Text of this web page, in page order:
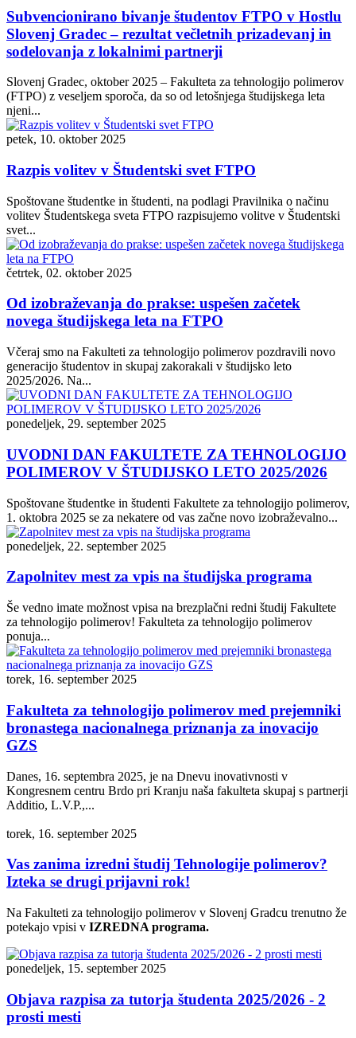
Subvencionirano bivanje študentov FTPO v Hostlu
Slovenj Gradec – rezultat večletnih prizadevanj in
sodelovanja z lokalnimi partnerji
Slovenj Gradec, oktober 2025 – Fakulteta za tehnologijo polimerov
(FTPO) z veseljem sporoča, da so od letošnjega študijskega leta
njeni...
petek, 10. oktober 2025
Razpis volitev v Študentski svet FTPO
Spoštovane študentke in študenti, na podlagi Pravilnika o načinu
volitev Študentskega sveta FTPO razpisujemo volitve v Študentski
svet...
četrtek, 02. oktober 2025
Od izobraževanja do prakse: uspešen začetek
novega študijskega leta na FTPO
Včeraj smo na Fakulteti za tehnologijo polimerov pozdravili novo
generacijo študentov in skupaj zakorakali v študijsko leto
2025/2026. Na...
ponedeljek, 29. september 2025
UVODNI DAN FAKULTETE ZA TEHNOLOGIJO
POLIMEROV V ŠTUDIJSKO LETO 2025/2026
Spoštovane študentke in študenti Fakultete za tehnologijo polimerov,
1. oktobra 2025 se za nekatere od vas začne novo izobraževalno...
ponedeljek, 22. september 2025
Zapolnitev mest za vpis na študijska programa
Še vedno imate možnost vpisa na brezplačni redni študij Fakultete
za tehnologijo polimerov! Fakulteta za tehnologijo polimerov
ponuja...
torek, 16. september 2025
Fakulteta za tehnologijo polimerov med prejemniki
bronastega nacionalnega priznanja za inovacijo
GZS
Danes, 16. septembra 2025, je na Dnevu inovativnosti v
Kongresnem centru Brdo pri Kranju naša fakulteta skupaj s partnerji
Additio, L.V.P.,...
torek, 16. september 2025
Vas zanima izredni študij Tehnologije polimerov?
Izteka se drugi prijavni rok!
Na Fakulteti za tehnologijo polimerov v Slovenj Gradcu trenutno že
potekajo vpisi v IZREDNA programa.
ponedeljek, 15. september 2025
Objava razpisa za tutorja študenta 2025/2026 - 2
prosti mesti